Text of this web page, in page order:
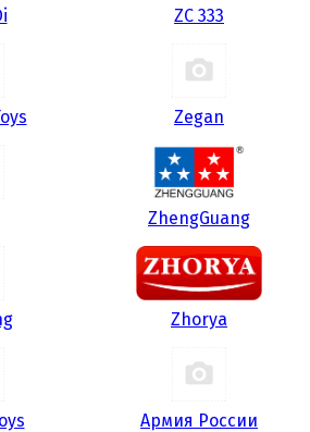
ZC 333
Zegan
ZhengGuang
Zhorya
Армия России